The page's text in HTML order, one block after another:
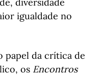
igualdade no
papel da crítica de
os Encontros